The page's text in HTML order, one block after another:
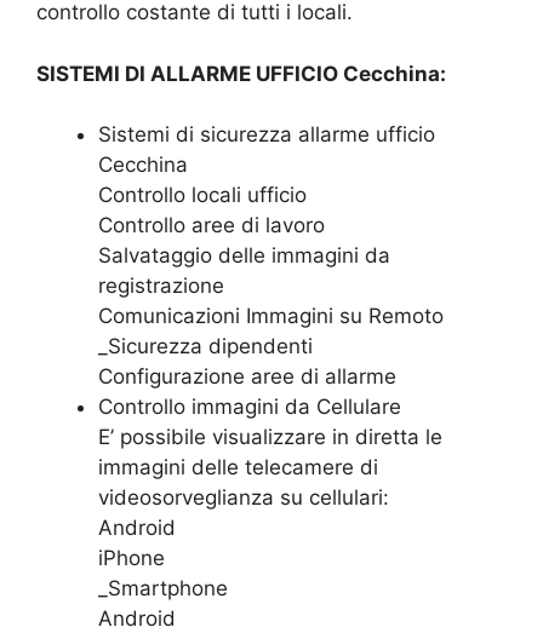
controllo costante di tutti i locali.
SISTEMI DI ALLARME UFFICIO Cecchina:
Sistemi di sicurezza allarme ufficio
Cecchina
Controllo locali ufficio
Controllo aree di lavoro
Salvataggio delle immagini da
registrazione
Comunicazioni Immagini su Remoto
_Sicurezza dipendenti
Configurazione aree di allarme
Controllo immagini da Cellulare
E’ possibile visualizzare in diretta le
immagini delle telecamere di
videosorveglianza su cellulari:
Android
iPhone
_Smartphone
Android